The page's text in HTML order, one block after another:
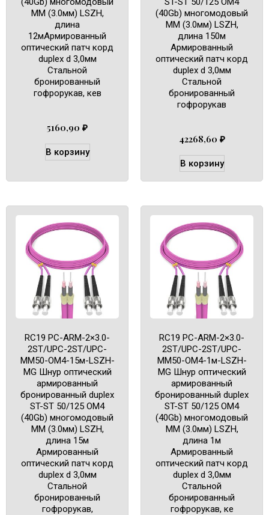
MM (3.0мм) LSZH,
длина
12мАрмированный
оптический патч корд
duplex d 3,0мм
Cтальной
бронированный
гофрорукав, кев
5160,90 ₽
В корзину
(40Gb) многомодовый
MM (3.0мм) LSZH,
длина 150м
Армированный
оптический патч корд
duplex d 3,0мм
Cтальной
бронированный
гофрорукав
42268,60 ₽
В корзину
RC19 PC-ARM-2×3.0-
2ST/UPC-2ST/UPC-
MM50-OM4-15м-LSZH-
MG Шнур оптический
армированный
бронированный duplex
ST-ST 50/125 OM4
(40Gb) многомодовый
MM (3.0мм) LSZH,
длина 15м
Армированный
оптический патч корд
duplex d 3,0мм
Cтальной
бронированный
гофрорукав,
RC19 PC-ARM-2×3.0-
2ST/UPC-2ST/UPC-
MM50-OM4-1м-LSZH-
MG Шнур оптический
армированный
бронированный duplex
ST-ST 50/125 OM4
(40Gb) многомодовый
MM (3.0мм) LSZH,
длина 1м
Армированный
оптический патч корд
duplex d 3,0мм
Cтальной
бронированный
гофрорукав, ке